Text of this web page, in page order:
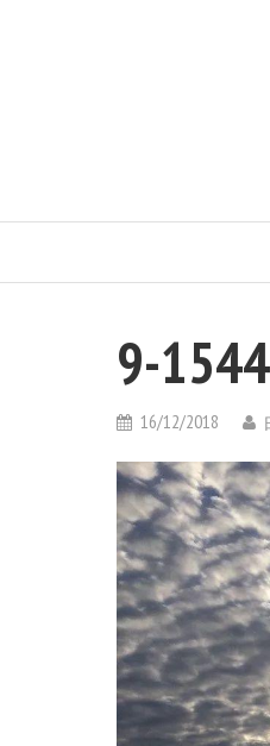
9-
16/12/2018